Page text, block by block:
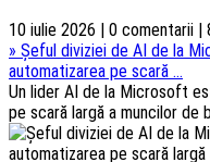
10 iulie 2026 | 0 comentarii |
» Șeful diviziei de AI de la
automatizarea pe scară ...
Un lider AI de la Microsoft
pe scară largă a muncilor de